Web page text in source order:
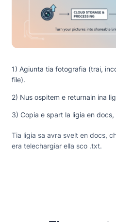
1) Agiunta tia fotografia (trai,
file).
2) Nus ospitem e returnain ina
3) Copia e spart la ligia en
Tia ligia sa avra svelt en docs,
era telechargiar ella sco .txt.